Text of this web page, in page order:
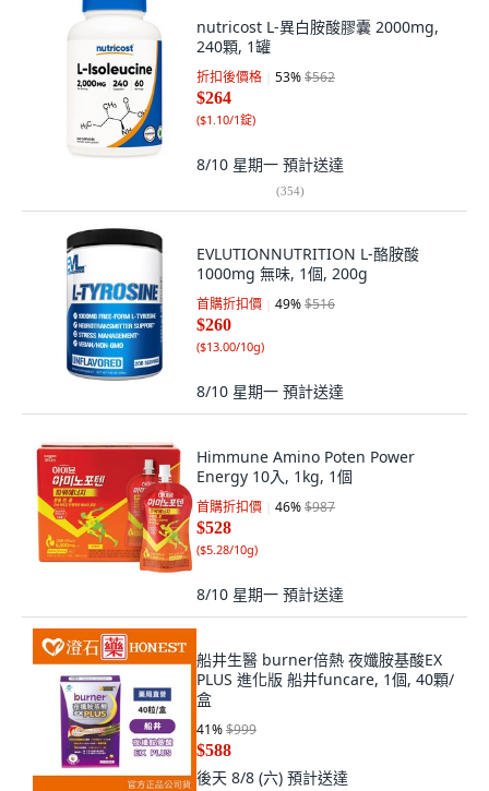
nutricost L-異白胺酸膠囊 2000mg,
240顆, 1罐
折扣後價格 53%$562
$264
($1.10/1錠)
8/10 星期一 預計送達
(354)
EVLUTIONNUTRITION L-酪胺酸
1000mg 無味, 1個, 200g
首購折扣價 49%$516
$260
($13.00/10g)
8/10 星期一 預計送達
Himmune Amino Poten Power
Energy 10入, 1kg, 1個
首購折扣價 46%$987
$528
($5.28/10g)
8/10 星期一 預計送達
船井生醫 burner倍熱 夜孅胺基酸EX
PLUS 進化版 船井funcare, 1個, 40顆/
盒
41%$999
$588
後天 8/8 (六) 預計送達